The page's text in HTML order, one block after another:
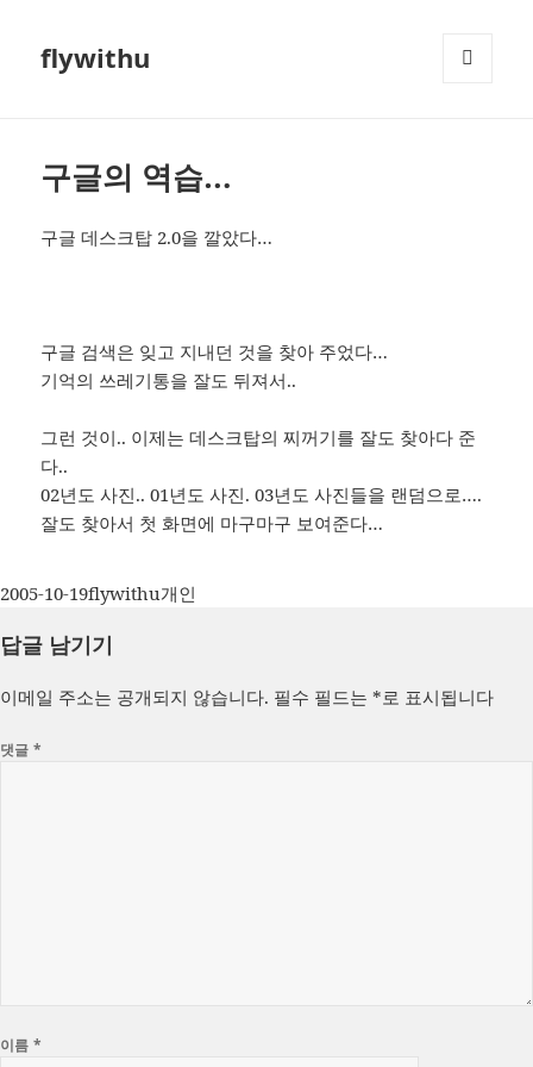
flywithu
구글의 역습…
구글 데스크탑 2.0을 깔았다…
구글 검색은 잊고 지내던 것을 찾아 주었다…
기억의 쓰레기통을 잘도 뒤져서..
그런 것이.. 이제는 데스크탑의 찌꺼기를 잘도 찾아다 준
다..
02년도 사진.. 01년도 사진. 03년도 사진들을 랜덤으로….
잘도 찾아서 첫 화면에 마구마구 보여준다…
작
일
2005-10-19글
이
flywithu카
개인
답글 남기기
이메일 주소는 공개되지 않습니다. 필수 필드는 *로 표시됩니다
댓글*
이름*